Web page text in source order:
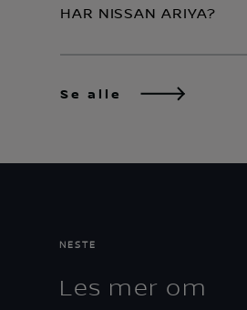
HAR NISSAN ARIYA?
Se alle
NESTE
Les mer om